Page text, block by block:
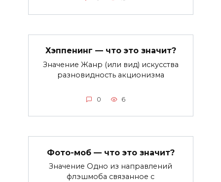
Хэппенинг — что это значит?
Значение Жанр (или вид) искусства
разновидность акционизма
0 6
Фото-моб — что это значит?
Значение Одно из направлений
флэшмоба связанное с